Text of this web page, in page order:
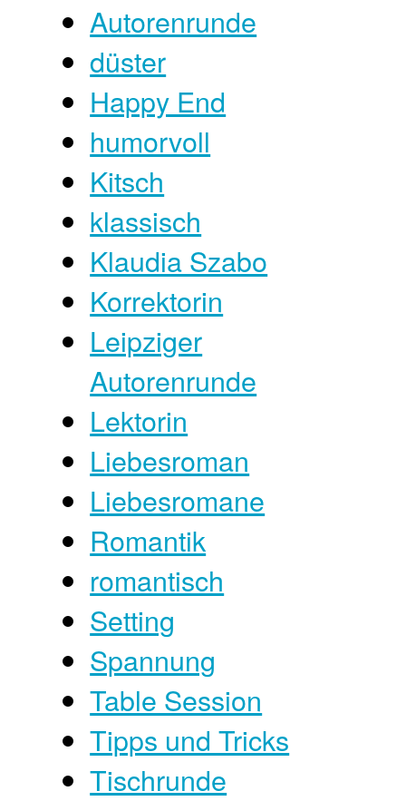
Autorenrunde
düster
Happy End
humorvoll
Kitsch
klassisch
Klaudia Szabo
Korrektorin
Leipziger
Autorenrunde
Lektorin
Liebesroman
Liebesromane
Romantik
romantisch
Setting
Spannung
Table Session
Tipps und Tricks
Tischrunde